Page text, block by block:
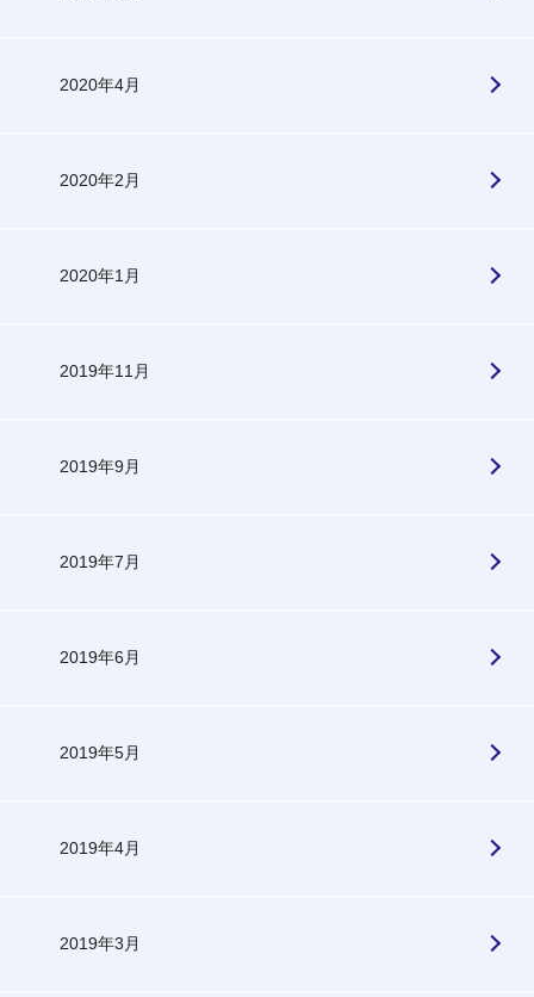
2020年4月
2020年2月
2020年1月
2019年11月
2019年9月
2019年7月
2019年6月
2019年5月
2019年4月
2019年3月